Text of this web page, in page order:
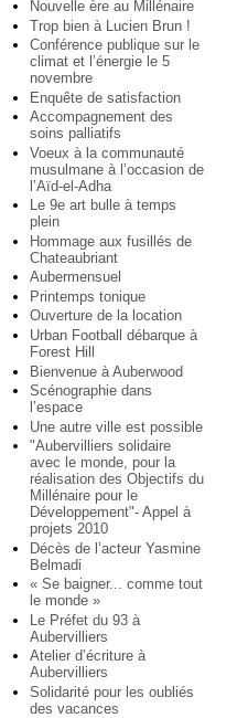
Nouvelle ère au Millénaire
Trop bien à Lucien Brun !
Conférence publique sur le
climat et l’énergie le 5
novembre
Enquête de satisfaction
Accompagnement des
soins palliatifs
Voeux à la communauté
musulmane à l’occasion de
l’Aïd-el-Adha
Le 9e art bulle à temps
plein
Hommage aux fusillés de
Chateaubriant
Aubermensuel
Printemps tonique
Ouverture de la location
Urban Football débarque à
Forest Hill
Bienvenue à Auberwood
Scénographie dans
l’espace
Une autre ville est possible
"Aubervilliers solidaire
avec le monde, pour la
réalisation des Objectifs du
Millénaire pour le
Développement"- Appel à
projets 2010
Décès de l’acteur Yasmine
Belmadi
« Se baigner... comme tout
le monde »
Le Préfet du 93 à
Aubervilliers
Atelier d’écriture à
Aubervilliers
Solidarité pour les oubliés
des vacances